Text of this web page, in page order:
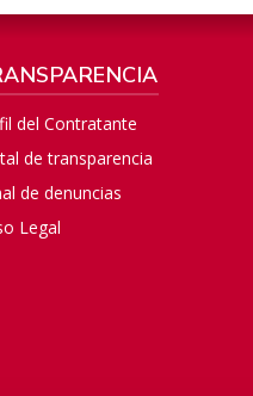
del Contratante
de transparencia
de denuncias
Legal